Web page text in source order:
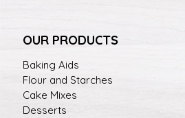
OUR PRODUCTS
Baking Aids
Flour and Starches
Cake Mixes
Desserts